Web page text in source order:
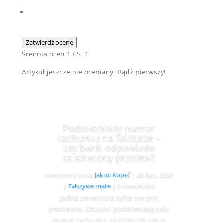
Zatwierdź ocenę
Średnia ocen 1 / 5. 1
Artykuł jeszcze nie oceniany. Bądź pierwszy!
Podmieniony numer
rachunku na fakturze –
czy bank odpowiada
za stracony przelew?
utworzone przez Jakub Kopeć|
26 lipca 2026
Fałszywe maile | 0 Comments
Jedna zmieniona cyfra nie jest
potrzebna. Oszuści podmieniają cały
numer rachunku na fakturze lub w